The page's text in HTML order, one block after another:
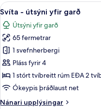
2
rúm
sjávarsýn
Skoða
allar
myndir
fyrir
Svíta
-
útsýni
yfir
6
Svíta - útsýni yfir garð
Útsýni yfir garð
65 fermetrar
1 svefnherbergi
Pláss fyrir 4
1 stórt tvíbreitt rúm EÐA 2
Ókeypis þráðlaust net
Nánari upplýsingar
Nánari